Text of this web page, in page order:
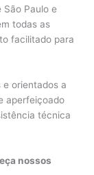
São Paulo e
todas as
facilitado para
orientados a
aperfeiçoado
técnica
nossos